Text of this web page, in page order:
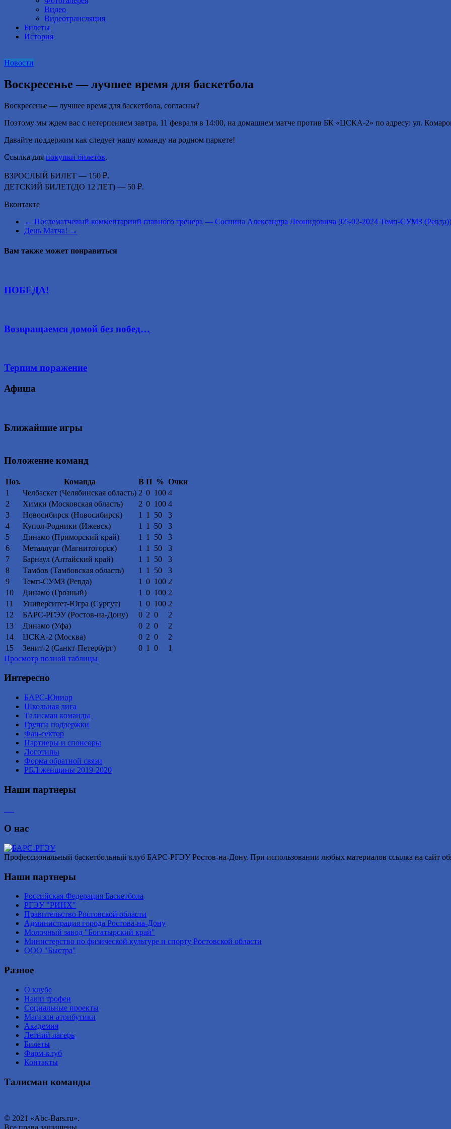
Видео
Видеотрансляция
Билеты
История
Новости
Воскресенье — лучшее время для баскетбола
Воскресенье — лучшее время для баскетбола, согласны?
Поэтому мы ждем вас с нетерпением завтра, 11 февраля в 14:00, на домашнем матче против БК «ЦСКА-2» по адресу: ул.
Давайте поддержим как следует нашу команду на родном паркете!
Ссылка для покупки билетов.
ВЗРОСЛЫЙ БИЛЕТ — 1️50 ₽.
ДЕТСКИЙ БИЛЕТ(ДО 12 ЛЕТ) — 5️0 ₽.
Вконтакте
← Послематчевый комментариий главного тренера — Соснина Александра Леонидовича (05-02-2024 Темп-СУМЗ (Ревда))
День Матча! →
Вам также может понравиться
ПОБЕДА!
Возвращаемся домой без побед…
Терпим поражение
Афиша
Ближайшие игры
Положение команд
Поз. Команда В П % Очки
1
Челбаскет (Челябинская область) 2 0 100 4
2
Химки (Московская область) 2 0 100 4
3
Новосибирск (Новосибирск) 1 1 50
3
4
Купол-Родники (Ижевск) 1 1 50
3
5
Динамо (Приморский край) 1 1 50
3
6
Металлург (Магнитогорск) 1 1 50
3
7
Барнаул (Алтайский край) 1 1 50
3
8
Тамбов (Тамбовская область) 1 1 50
3
9
Темп-СУМЗ (Ревда) 1 0 100 2
10
Динамо (Грозный) 1 0 100 2
11
Университет-Югра (Сургут) 1 0 100 2
12
БАРС-РГЭУ (Ростов-на-Дону) 0 2 0
2
13
Динамо (Уфа) 0 2 0
2
14
ЦСКА-2 (Москва) 0 2 0
2
15
Зенит-2 (Санкт-Петербург) 0 1 0
1
Просмотр полной таблицы
Интересно
БАРС-Юниор
Школьная лига
Талисман команды
Группа поддержки
Фан-сектор
Партнеры и спонсоры
Логотипы
Форма обратной связи
РБЛ женщины 2019-2020
Наши партнеры
О нас
Профессиональный баскетбольный клуб БАРС-РГЭУ Ростов-на-Дону. При использовании любых материалов ссылка на сайт
Наши партнеры
Российская Федерация Баскетбола
РГЭУ "РИНХ"
Правительство Ростовской области
Администрация города Ростова-на-Дону
Молочный завод "Богатырский край"
Министерство по физической культуре и спорту Ростовской области
ООО "Быстра"
Разное
О клубе
Наши трофеи
Социальные проекты
Магазин атрибутики
Академия
Летний лагерь
Билеты
Фарм-клуб
Контакты
Талисман команды
© 2021 «Abc-Bars.ru».